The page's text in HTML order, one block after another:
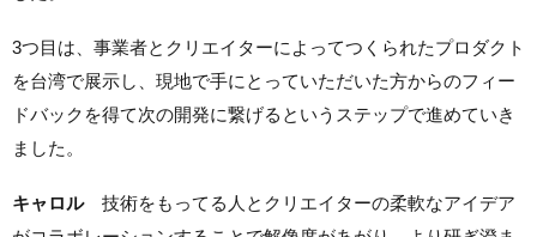
3つ目は、事業者とクリエイターによってつくられたプロダクト
を台湾で展示し、現地で手にとっていただいた方からのフィー
ドバックを得て次の開発に繋げるというステップで進めていき
ました。
キャロル技術をもってる人とクリエイターの柔軟なアイデア